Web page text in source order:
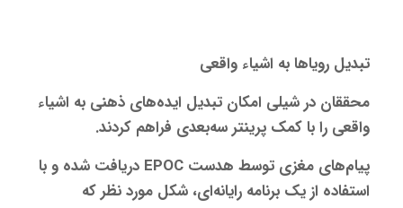
تبدیل رویاها به اشیاء واقعی
محققان در شیلی امکان تبدیل ایده‌های ذهنی به اشیاء
واقعی را با کمک پرینتر سه‌بعدی فراهم کردند.
پیام‌های مغزی توسط هدست EPOC دریافت شده و با
استفاده از یک برنامه رایانه‌ای، شکل مورد نظر که